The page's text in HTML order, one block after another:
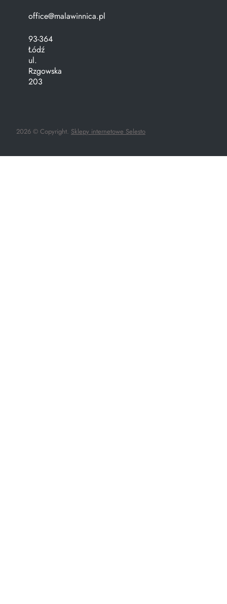
office@malawinnica.pl
93-364
Łódź
ul.
Rzgowska
203
2026 © Copyright. Sklepy internetowe Selesto